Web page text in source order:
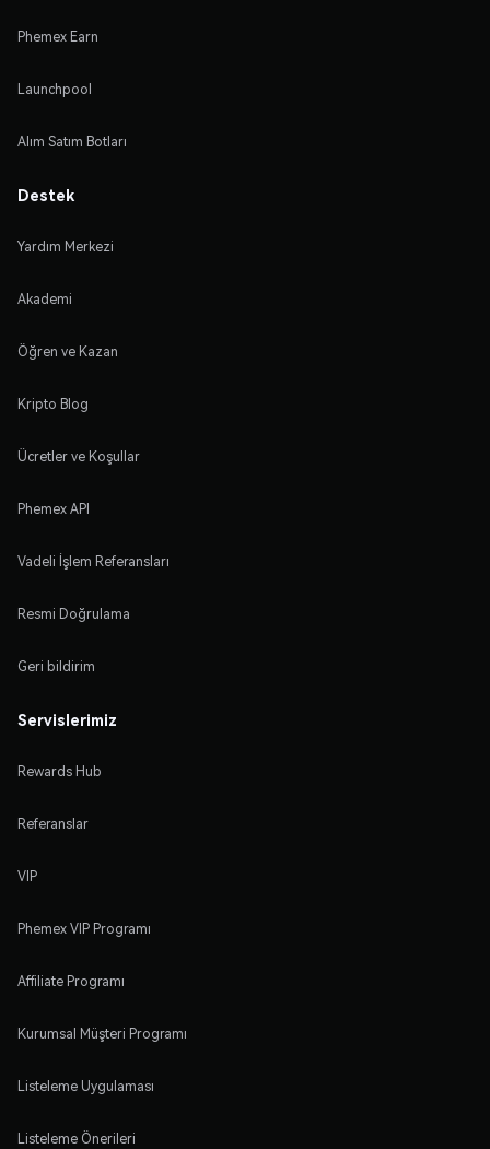
Phemex Earn
Launchpool
Alım Satım Botları
Destek
Yardım Merkezi
Akademi
Öğren ve Kazan
Kripto Blog
Ücretler ve Koşullar
Phemex API
Vadeli İşlem Referansları
Resmi Doğrulama
Geri bildirim
Servislerimiz
Rewards Hub
Referanslar
VIP
Phemex VIP Programı
Affiliate Programı
Kurumsal Müşteri Programı
Listeleme Uygulaması
Listeleme Önerileri